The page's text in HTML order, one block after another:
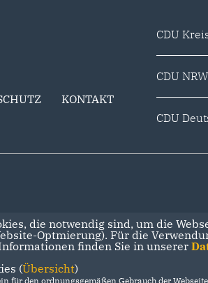
KONTAKT
CDU
CDU NRW
CDU
die notwendig sind, um die
Optmierung). Für die
finden Sie in unserer
(Übersicht)
für den ordnungsgemäßen Gebrauch der